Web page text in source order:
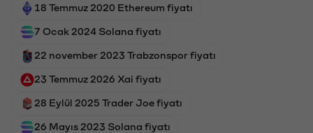
18 Temmuz 2020 Ethereum fiyatı
7 Ocak 2024 Solana fiyatı
22 november 2023 Trabzonspor fiyatı
23 Temmuz 2026 Xai fiyatı
28 Eylül 2025 Trader Joe fiyatı
26 Mayıs 2023 Solana fiyatı